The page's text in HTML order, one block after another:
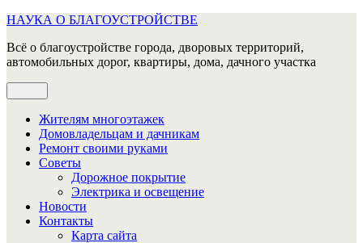
Перейти
содержимому
НАУКА О БЛАГОУСТРОЙСТВЕ
Всё о благоустройстве города, дворовых территорий,
автомобильных дорог, квартиры, дома, дачного участка
Жителям многоэтажек
Домовладельцам и дачникам
Ремонт своими руками
Советы
Дорожное покрытие
Электрика и освещение
Новости
Контакты
Карта сайта